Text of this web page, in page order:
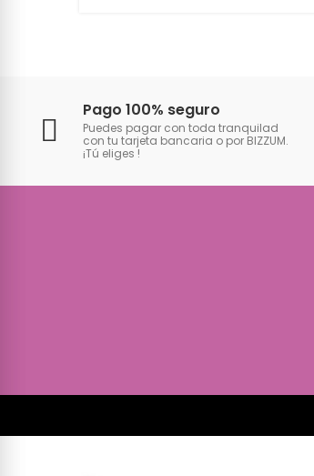
Pago 100% seguro
Puedes pagar con toda tranquilad
con tu tarjeta bancaria o por BIZZUM.
¡Tú eliges !